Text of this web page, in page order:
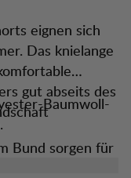
eignen sich
Das knielange
gut abseits des
Baumwoll-
Bund sorgen für